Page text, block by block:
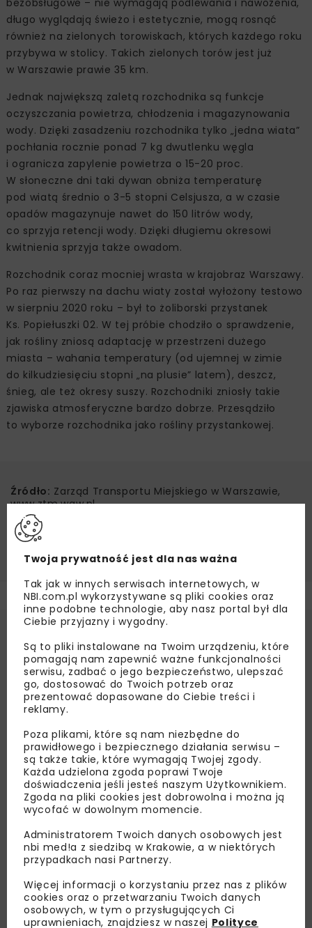
długo wyglądają świeżo i estetycznie, mogą rosnąć
również na zielonych torowiskach, których każdego roku
przybywa w stolicy. Takich zielonych torów jest już
w Warszawie prawie 35 km.
Jednak największą zaletą rozchodnika są funkcje
oczyszczania powietrza, chłodzenia i magazynowania
wody. Dzięki zasadzeniu rozchodnika tylko „jedna wiata”
pochłania rocznie ponad 7 kg dwutlenku węgla
i ogranicza zapylenie powietrza o 15-20 proc.
W słoneczne dni taki dywan obniża temperaturę
pod wiatą średnio o 3-5 stopni Celsjusza, a w czasie
opadów magazynuje nawet do 150 litrów wody,
co sprzyja retencji wody. Dzięki długiemu okresowi
kwitnienia sprzyja także owadom.
Rozchodnik coraz mocniej wrasta w krajobraz Warszawy.
Po raz pierwszy na dachu wiaty został wyłożony testowo
w sierpniu 2020 roku – był to żoliborski przystanek
Ks. Popiełuszki 02. W tej próbie chodziło o sprawdzenie,
jak rośliny zniosą adaptację w przestrzeni dużego
miasta – wahania temperatury (od ujemnej w zimie
do kilkudziesięciu stopni „na plusie” latem), deszcz,
śnieg, ale też okresy suszy. Rozchodniki zniosły takie
zjawiska atmosferyczne bardzo dobrze. Przesądziło
to wyborze rozchodnika jako rośliny przystankowej.
Źródło: Zarząd Transportu Miejskiego w Warszawie,
www.ztm.waw.pl
ROZCHODNIK
ZIELONE WIATY PRZYSTANKOWE
Lubisz wiedzieć więcej?
Twoja prywatność jest dla nas ważna
Tak jak w innych serwisach internetowych, w
NBI.com.pl wykorzystywane są pliki cookies oraz
inne podobne technologie, aby nasz portal był dla
Ciebie przyjazny i wygodny.
Są to pliki instalowane na Twoim urządzeniu, które
pomagają nam zapewnić ważne funkcjonalności
serwisu, zadbać o jego bezpieczeństwo, ulepszać
go, dostosować do Twoich potrzeb oraz
prezentować dopasowane do Ciebie treści i
reklamy.
Poza plikami, które są nam niezbędne do
prawidłowego i bezpiecznego działania serwisu –
są także takie, które wymagają Twojej zgody.
Każda udzielona zgoda poprawi Twoje
doświadczenia jeśli jesteś naszym Użytkownikiem.
Zgoda na pliki cookies jest dobrowolna i można ją
wycofać w dowolnym momencie.
Administratorem Twoich danych osobowych jest
nbi med!a z siedzibą w Krakowie, a w niektórych
przypadkach nasi Partnerzy.
Więcej informacji o korzystaniu przez nas z plików
cookies oraz o przetwarzaniu Twoich danych
osobowych, w tym o przysługujących Ci
uprawnieniach, znajdziesz w naszej Polityce